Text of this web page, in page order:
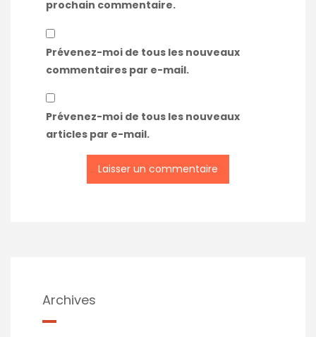
prochain commentaire.
Prévenez-moi de tous les nouveaux
commentaires par e-mail.
Prévenez-moi de tous les nouveaux
articles par e-mail.
Archives